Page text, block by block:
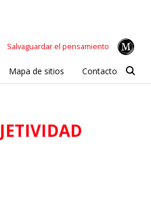
Salvaguardar el pensamiento
Mapa de sitios Contacto